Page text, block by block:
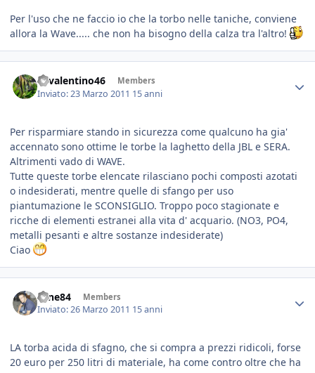
Per l'uso che ne faccio io che la torbo nelle taniche, conviene
allora la Wave..... che non ha bisogno della calza tra l'altro!
46valentino46 Members
Inviato:23 Marzo 2011 15 anni
Per risparmiare stando in sicurezza come qualcuno ha gia'
accennato sono ottime le torbe la laghetto della JBL e SERA.
Altrimenti vado di WAVE.
Tutte queste torbe elencate rilasciano pochi composti azotati
o indesiderati, mentre quelle di sfango per uso
piantumazione le SCONSIGLIO. Troppo poco stagionate e
ricche di elementi estranei alla vita d' acquario. (NO3, PO4,
metalli pesanti e altre sostanze indesiderate)
Ciao
sane84 Members
Inviato:26 Marzo 2011 15 anni
LA torba acida di sfagno, che si compra a prezzi ridicoli, forse
20 euro per 250 litri di materiale, ha come contro oltre che ha